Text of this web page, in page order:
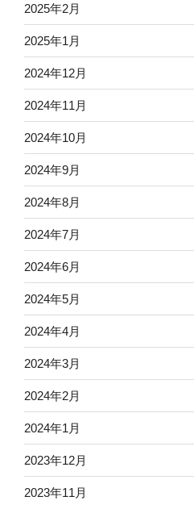
2025年2月
2025年1月
2024年12月
2024年11月
2024年10月
2024年9月
2024年8月
2024年7月
2024年6月
2024年5月
2024年4月
2024年3月
2024年2月
2024年1月
2023年12月
2023年11月